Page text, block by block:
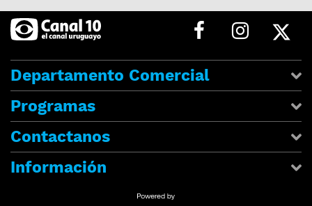
Departamento Comercial
Programas
Contactanos
Información